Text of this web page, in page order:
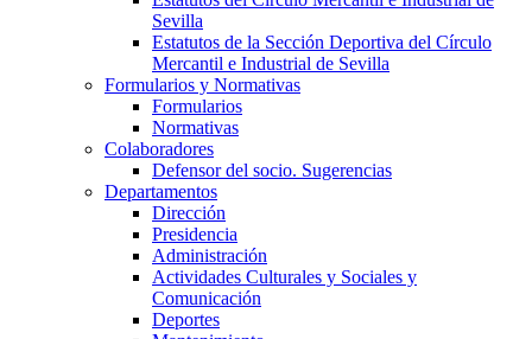
Sevilla
Estatutos de la Sección Deportiva del Círculo
Mercantil e Industrial de Sevilla
Formularios y Normativas
Formularios
Normativas
Colaboradores
Defensor del socio. Sugerencias
Departamentos
Dirección
Presidencia
Administración
Actividades Culturales y Sociales y
Comunicación
Deportes